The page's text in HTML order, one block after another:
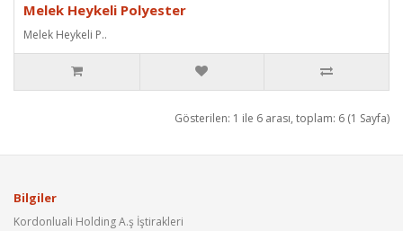
Melek Heykeli Polyester
Melek Heykeli P..
Gösterilen: 1 ile 6 arası, toplam: 6 (1 Sayfa)
Bilgiler
Kordonluali Holding A.ş İştirakleri